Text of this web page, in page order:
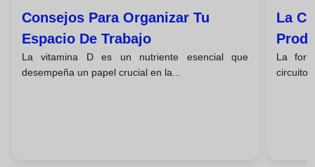
Consejos Para Organizar Tu
Espacio De Trabajo
La vitamina D es un nutriente esencial que
desempeña un papel crucial en la...
La
La